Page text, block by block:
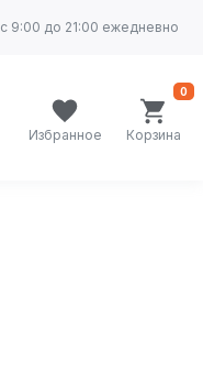
с 9:00 до 21:00 ежедневно
Избранное Корзина
0